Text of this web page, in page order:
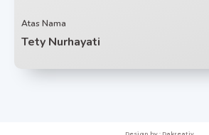
Atas Nama
Tety Nurhayati
Design by : Dakreativ